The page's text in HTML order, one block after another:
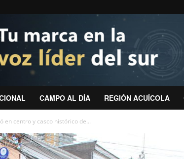
CAMPO AL DÍA REGIÓN ACUÍCOLA
en centro y casco histórico de...